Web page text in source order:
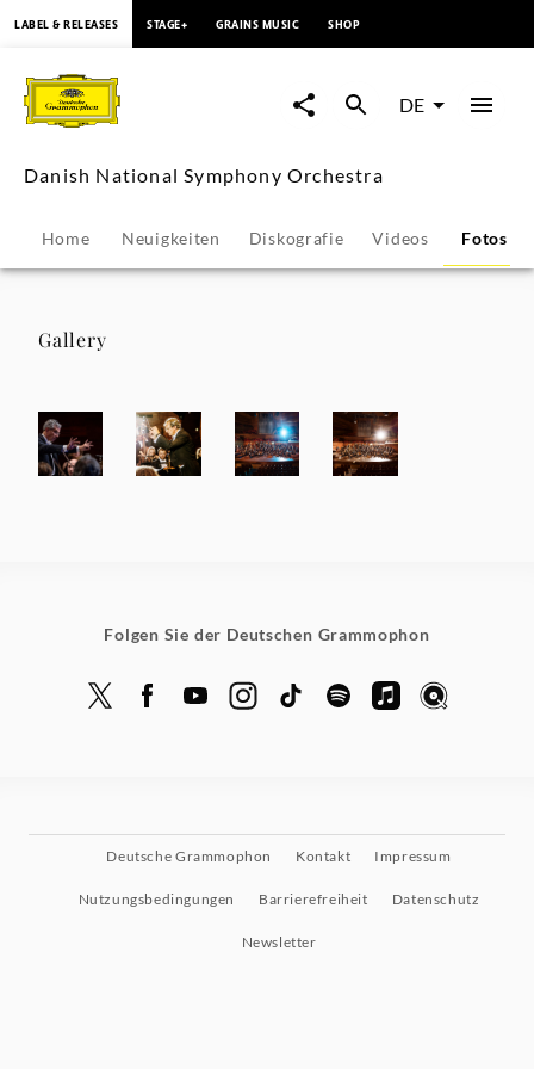
National
Symphony
Orchestra
-
Fotos
Deutsche
LABEL & RELEASES STAGE+ GRAINS MUSIC SHOP
DE
Danish National Symphony Orchestra
Home Neuigkeiten Diskografie Videos Fotos
Gallery
Folgen Sie der Deutschen Grammophon
Deutsche Grammophon Kontakt Impressum
Nutzungsbedingungen Barrierefreiheit Datenschutz
Newsletter